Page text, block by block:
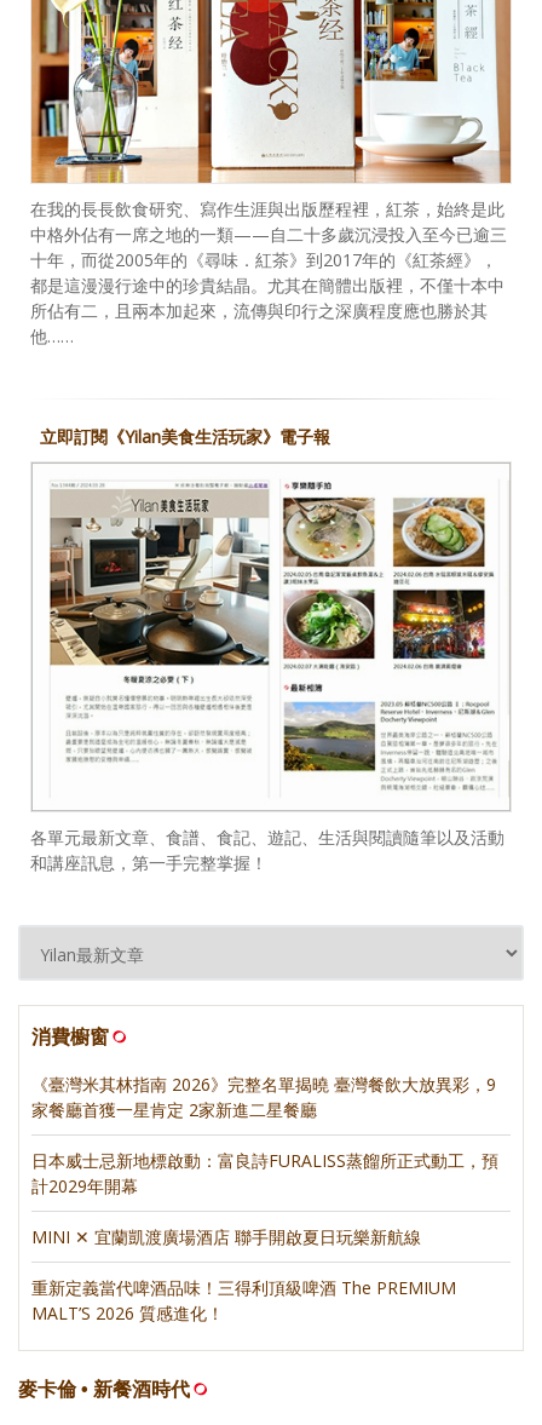
在我的長長飲食研究、寫作生涯與出版歷程裡，紅茶，始終是此
中格外佔有一席之地的一類——自二十多歲沉浸投入至今已逾三
十年，而從2005年的《尋味．紅茶》到2017年的《紅茶經》，
都是這漫漫行途中的珍貴結晶。尤其在簡體出版裡，不僅十本中
所佔有二，且兩本加起來，流傳與印行之深廣程度應也勝於其
他……
立即訂閱《Yilan美食生活玩家》電子報
各單元最新文章、食譜、食記、遊記、生活與閱讀隨筆以及活動
和講座訊息，第一手完整掌握！
消費櫥窗
《臺灣米其林指南 2026》完整名單揭曉 臺灣餐飲大放異彩，9
家餐廳首獲一星肯定 2家新進二星餐廳
日本威士忌新地標啟動：富良詩FURALISS蒸餾所正式動工，預
計2029年開幕
MINI ✕ 宜蘭凱渡廣場酒店 聯手開啟夏日玩樂新航線
重新定義當代啤酒品味！三得利頂級啤酒 The PREMIUM
MALT’S 2026 質感進化！
麥卡倫 • 新餐酒時代